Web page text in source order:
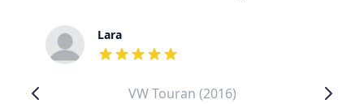
Lara
out of 5 stars
VW Touran (2016)